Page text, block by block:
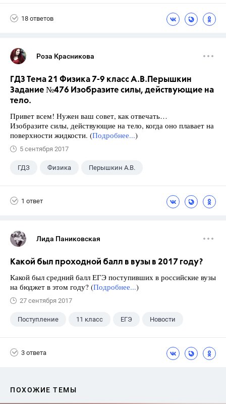
18 ответов
Роза Красникова
ГДЗ Тема 21 Физика 7-9 класс А.В.Перышкин
Задание №476 Изобразите силы, действующие на
тело.
Привет всем! Нужен ваш совет, как отвечать…
Изобразите силы, действующие на тело, когда оно плавает на
поверхности жидкости. (Подробнее...)
5 сентября 2017
ГДЗ Физика Перышкин А.В.
1 ответ
Лида Паниковская
Какой был проходной балл в вузы в 2017 году?
Какой был средний балл ЕГЭ поступивших в российские вузы
на бюджет в этом году? (Подробнее...)
27 сентября 2017
Поступление 11 класс ЕГЭ Новости
3 ответа
ПОХОЖИЕ ТЕМЫ